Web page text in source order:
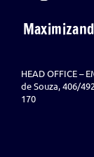
HEAD OFFICE –
de Souza, 406/
170